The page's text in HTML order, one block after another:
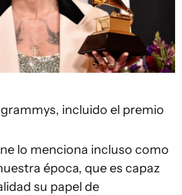
incluido el premio
lo menciona incluso como
época, que es capaz
su papel de